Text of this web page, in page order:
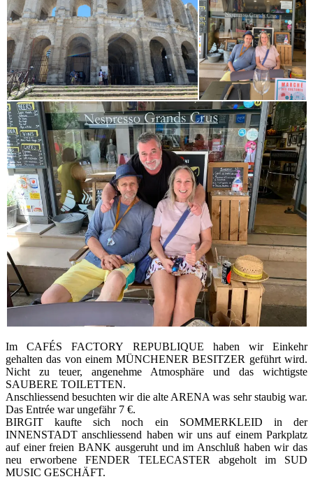
Im CAFÉS FACTORY REPUBLIQUE haben wir Einkehr
gehalten das von einem MÜNCHENER BESITZER geführt wird.
Nicht zu teuer, angenehme Atmosphäre und das wichtigste
SAUBERE TOILETTEN.
Anschliessend besuchten wir die alte ARENA was sehr staubig war.
Das Entrée war ungefähr 7 €.
BIRGIT kaufte sich noch ein SOMMERKLEID in der
INNENSTADT anschliessend haben wir uns auf einem Parkplatz
auf einer freien BANK ausgeruht und im Anschluß haben wir das
neu erworbene FENDER TELECASTER abgeholt im SUD
MUSIC GESCHÄFT.